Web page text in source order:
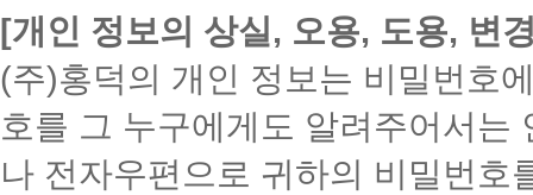
[개인 정보의 상실, 오용, 도용, 변
(주)홍덕의 개인 정보는 비밀번호
호를 그 누구에게도 알려주어서
나 전자우편으로 귀하의 비밀번